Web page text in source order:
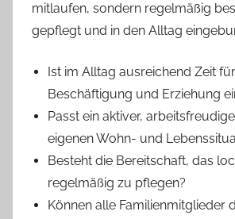
mitlaufen, sondern regelmäßig
gepflegt und in den Alltag
Ist im Alltag ausreichend Zeit
Beschäftigung und Erziehung
Passt ein aktiver,
eigenen Wohn- und
Besteht die Bereitschaft, das
regelmäßig zu pflegen?
Können alle Familienmitglieder